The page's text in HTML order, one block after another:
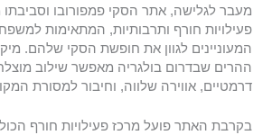
מעבר לגלישה, אתר הסקי פמפורובו
פעילויות חורף ותרבותיות, המתאימות
המעוניינים לגוון את חופשת הסקי שלהם.
ההרים שבדרום בולגריה מאפשר שילוב
דרמטיים, אווירה שלווה, וחיבור למסורת
בקרבת האתר פועל מרכז פעילויות חורף